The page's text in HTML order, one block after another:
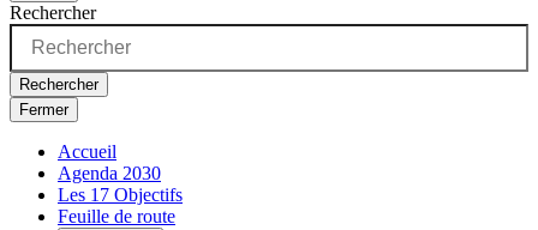
Rechercher
Rechercher
Fermer
Accueil
Agenda 2030
Les 17 Objectifs
Feuille de route